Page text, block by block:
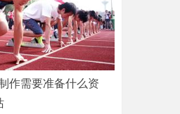
作需要准备什么资